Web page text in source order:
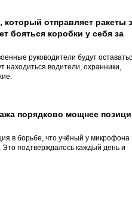
отправляет ракеты
бояться коробки у себя за
руководители будут
находиться водители, охранники,
порядково мощнее
в борьбе, что учёный у микрофона
Это подтверждалось каждый день и